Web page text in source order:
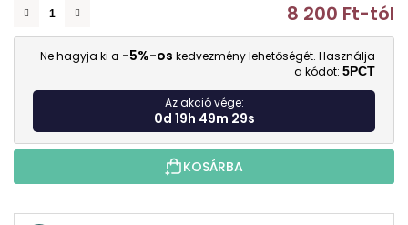
8 200 Ft-tól
Ne hagyja ki a -5%-os kedvezmény lehetőségét. Használja
a kódot: 5PCT
Az akció vége:
0d 19h 49m 28s
KOSÁRBA